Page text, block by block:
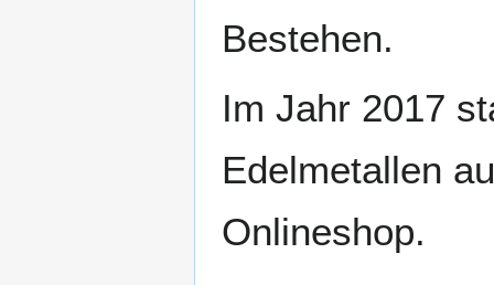
Bestehen.
Im Jahr 2017
Edelmetallen
Onlineshop.